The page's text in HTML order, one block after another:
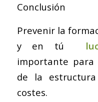
Conclusión
Prevenir la
y en tú
importante
de la
costes.